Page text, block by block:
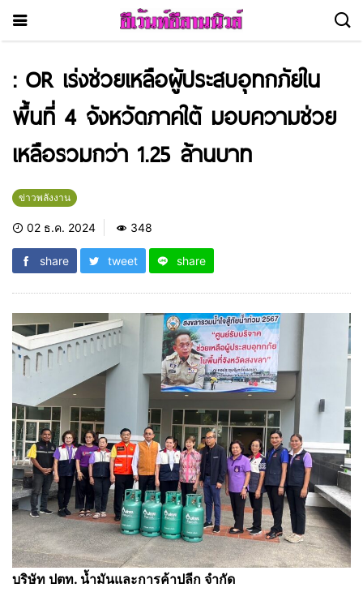
: OR เร่งช่วยเหลือผู้ประสบอุทกภัยใน
พื้นที่ 4 จังหวัดภาคใต้ มอบความช่วย
เหลือรวมกว่า 1.25 ล้านบาท
ข่าวพลังงาน
02 ธ.ค. 2024 348
share tweet share
บริษัท ปตท. น้ำมันและการค้าปลีก จำกัด